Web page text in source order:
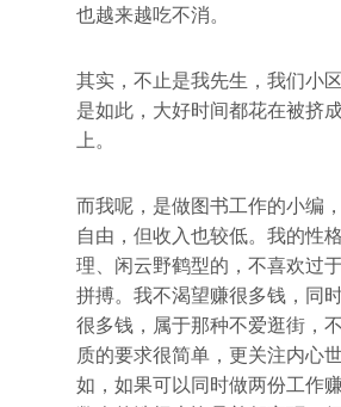
也越来越吃不消。
其实，不止是我先生，我们小
是如此，大好时间都花在被挤
上。
而我呢，是做图书工作的小编
自由，但收入也较低。我的性
理、闲云野鹤型的，不喜欢过
拼搏。我不渴望赚很多钱，同
很多钱，属于那种不爱逛街，
质的要求很简单，更关注内心
如，如果可以同时做两份工作